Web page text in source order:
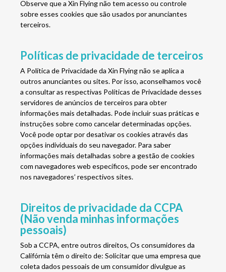
Observe que a Xin Flying não tem acesso ou controle
sobre esses cookies que são usados ​​por anunciantes
terceiros.
Políticas de privacidade de terceiros
A Política de Privacidade da Xin Flying não se aplica a
outros anunciantes ou sites. Por isso, aconselhamos você
a consultar as respectivas Políticas de Privacidade desses
servidores de anúncios de terceiros para obter
informações mais detalhadas. Pode incluir suas práticas e
instruções sobre como cancelar determinadas opções.
Você pode optar por desativar os cookies através das
opções individuais do seu navegador. Para saber
informações mais detalhadas sobre a gestão de cookies
com navegadores web específicos, pode ser encontrado
nos navegadores’ respectivos sites.
Direitos de privacidade da CCPA
(Não venda minhas informações
pessoais)
Sob a CCPA, entre outros direitos, Os consumidores da
Califórnia têm o direito de: Solicitar que uma empresa que
coleta dados pessoais de um consumidor divulgue as